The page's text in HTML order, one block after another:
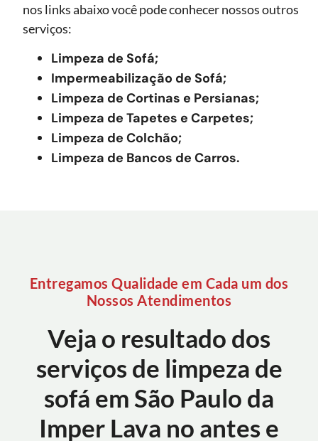
nos links abaixo você pode conhecer nossos outros
serviços:
Limpeza de Sofá;
Impermeabilização de Sofá;
Limpeza de Cortinas e Persianas;
Limpeza de Tapetes e Carpetes;
Limpeza de Colchão;
Limpeza de Bancos de Carros.
Entregamos Qualidade em Cada um dos
Nossos Atendimentos
Veja o resultado dos
serviços de limpeza de
sofá em São Paulo da
Imper Lava no antes e